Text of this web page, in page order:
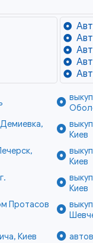
Киев
Киев
Киев
Протасов
Киев